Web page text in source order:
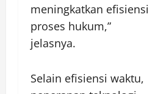
meningkatkan efisiensi
proses hukum,”
jelasnya.
Selain efisiensi waktu,